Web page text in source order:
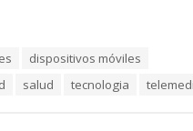
dispositivos móviles
salud tecnologia